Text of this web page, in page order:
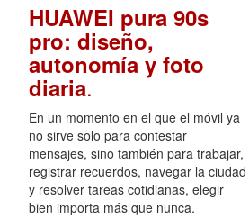
HUAWEI pura 90s
pro: diseño,
autonomía y foto
diaria.
En un momento en el que el móvil ya
no sirve solo para contestar
mensajes, sino también para trabajar,
registrar recuerdos, navegar la ciudad
y resolver tareas cotidianas, elegir
bien importa más que nunca.